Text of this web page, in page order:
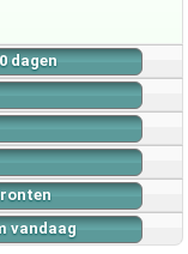
dagen
vandaag